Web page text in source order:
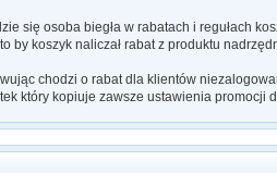
się osoba biegła w rabatach i regułach
by koszyk naliczał rabat z produktu
chodzi o rabat dla klientów
który kopiuje zawsze ustawienia promocji